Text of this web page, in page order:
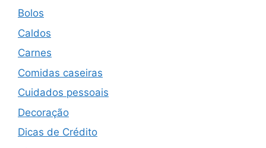
Bolos
Caldos
Carnes
Comidas caseiras
Cuidados pessoais
Decoração
Dicas de Crédito